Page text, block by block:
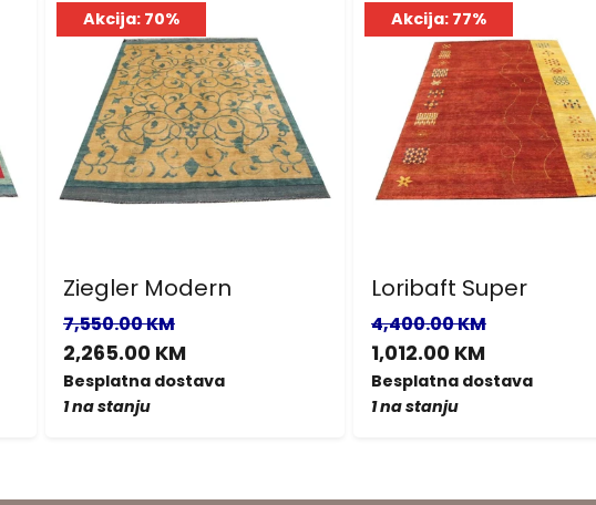
Akcija: 70%
Ziegler Modern
7,550.00 KM
2,265.00 KM
Besplatna dostava
1 na stanju
Akcija: 77%
Loribaft Super
4,400.00 KM
1,012.00 KM
Besplatna dostava
1 na stanju